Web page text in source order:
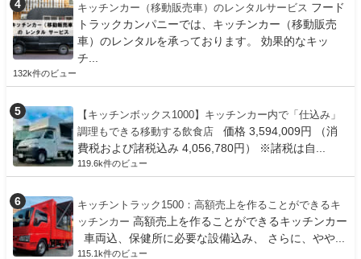
キッチンカー（移動販売車）のレンタルサービス フード
トラックカンパニーでは、キッチンカー（移動販売
車）のレンタルを承っております。 効果的なキッ
チ...
132k件のビュー
【キッチンボックス1000】キッチンカー内で「仕込み」
調理もできる移動する飲食店
価格 3,594,009円 （消
費税および諸税込み 4,056,780円） ※諸税は自...
119.6k件のビュー
キッチントラック1500：高額売上を作ることができるキ
ッチンカー 高額売上を作ることができるキッチンカー
車両込、保健所に必要な設備込み、 さらに、やや...
115.1k件のビュー